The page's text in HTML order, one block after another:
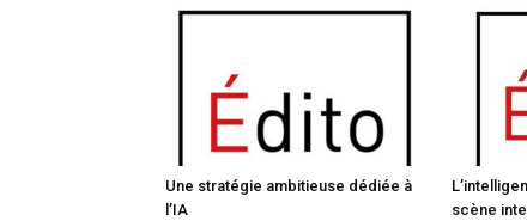
Une stratégie ambitieuse dédiée à
l’IA
scène